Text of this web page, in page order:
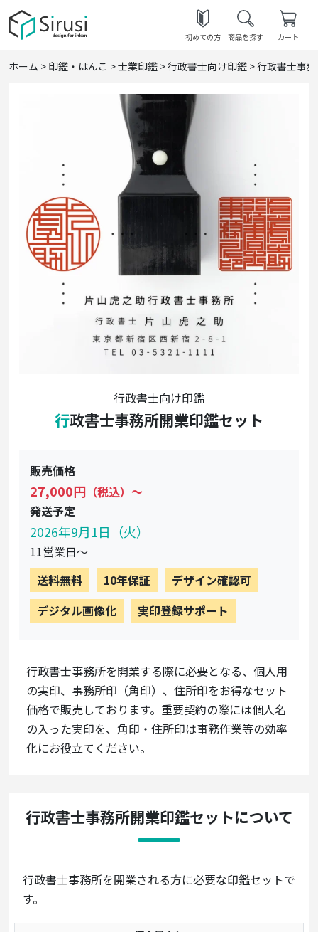
初めての方 商品を探す カート
ホーム > 印鑑・はんこ >士業印鑑 >行政書士向け印鑑 >行政書士事
行政書士向け印鑑
行政書士事務所開業印鑑セット
販売価格
27,000円 （税込）〜
発送予定
2026年9月1日（火）
11営業日〜
送料無料
10年保証
デザイン確認可
デジタル画像化
実印登録サポート
行政書士事務所を開業する際に必要となる、個人用
の実印、事務所印（角印）、住所印をお得なセット
価格で販売しております。重要契約の際には個人名
の入った実印を、角印・住所印は事務作業等の効率
化にお役立てください。
行政書士事務所開業印鑑セットについて
行政書士事務所を開業される方に必要な印鑑セットで
す。